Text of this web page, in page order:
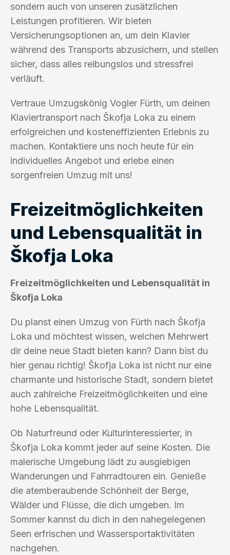
sondern auch von unseren zusätzlichen
Leistungen profitieren. Wir bieten
Versicherungsoptionen an, um dein Klavier
während des Transports abzusichern, und stellen
sicher, dass alles reibungslos und stressfrei
verläuft.
Vertraue Umzugskönig Vogler Fürth, um deinen
Klaviertransport nach Škofja Loka zu einem
erfolgreichen und kosteneffizienten Erlebnis zu
machen. Kontaktiere uns noch heute für ein
individuelles Angebot und erlebe einen
sorgenfreien Umzug mit uns!
Freizeitmöglichkeiten
und Lebensqualität in
Škofja Loka
Freizeitmöglichkeiten und Lebensqualität in
Škofja Loka
Du planst einen Umzug von Fürth nach Škofja
Loka und möchtest wissen, welchen Mehrwert
dir deine neue Stadt bieten kann? Dann bist du
hier genau richtig! Škofja Loka ist nicht nur eine
charmante und historische Stadt, sondern bietet
auch zahlreiche Freizeitmöglichkeiten und eine
hohe Lebensqualität.
Ob Naturfreund oder Kulturinteressierter, in
Škofja Loka kommt jeder auf seine Kosten. Die
malerische Umgebung lädt zu ausgiebigen
Wanderungen und Fahrradtouren ein. Genieße
die atemberaubende Schönheit der Berge,
Wälder und Flüsse, die dich umgeben. Im
Sommer kannst du dich in den nahegelegenen
Seen erfrischen und Wassersportaktivitäten
nachgehen.